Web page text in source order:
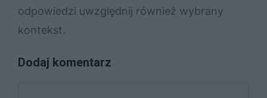
odpowiedzi uwzględnij również wybrany
kontekst.
Dodaj komentarz